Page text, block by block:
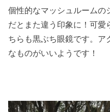
個性的なマッシュルームの
だとまた違う印象に！可愛
ちらも黒ぶち眼鏡です。ア
なものがいいようです！